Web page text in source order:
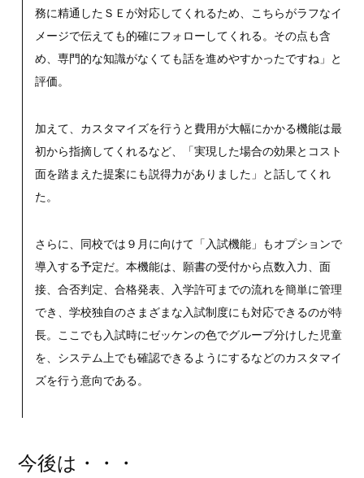
務に精通したＳＥが対応してくれるため、こちらがラフなイ
メージで伝えても的確にフォローしてくれる。その点も含
め、専門的な知識がなくても話を進めやすかったですね」と
評価。
加えて、カスタマイズを行うと費用が大幅にかかる機能は最
初から指摘してくれるなど、「実現した場合の効果とコスト
面を踏まえた提案にも説得力がありました」と話してくれ
た。
さらに、同校では９月に向けて「入試機能」もオプションで
導入する予定だ。本機能は、願書の受付から点数入力、面
接、合否判定、合格発表、入学許可までの流れを簡単に管理
でき、学校独自のさまざまな入試制度にも対応できるのが特
長。ここでも入試時にゼッケンの色でグループ分けした児童
を、システム上でも確認できるようにするなどのカスタマイ
ズを行う意向である。
今後は・・・